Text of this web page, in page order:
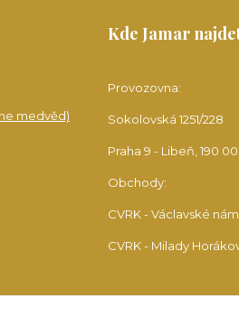
medvěd)
Kde Jamar
Provozovna:
Sokolovská 1251/228
Praha 9 - Libeň, 190 00
Obchody:
CVRK - Václavské
CVRK - Milady